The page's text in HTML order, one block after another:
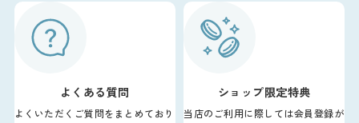
よくある質問
よくいただくご質問をまとめており
ショップ限定特典
当店のご利用に際しては会員登録が